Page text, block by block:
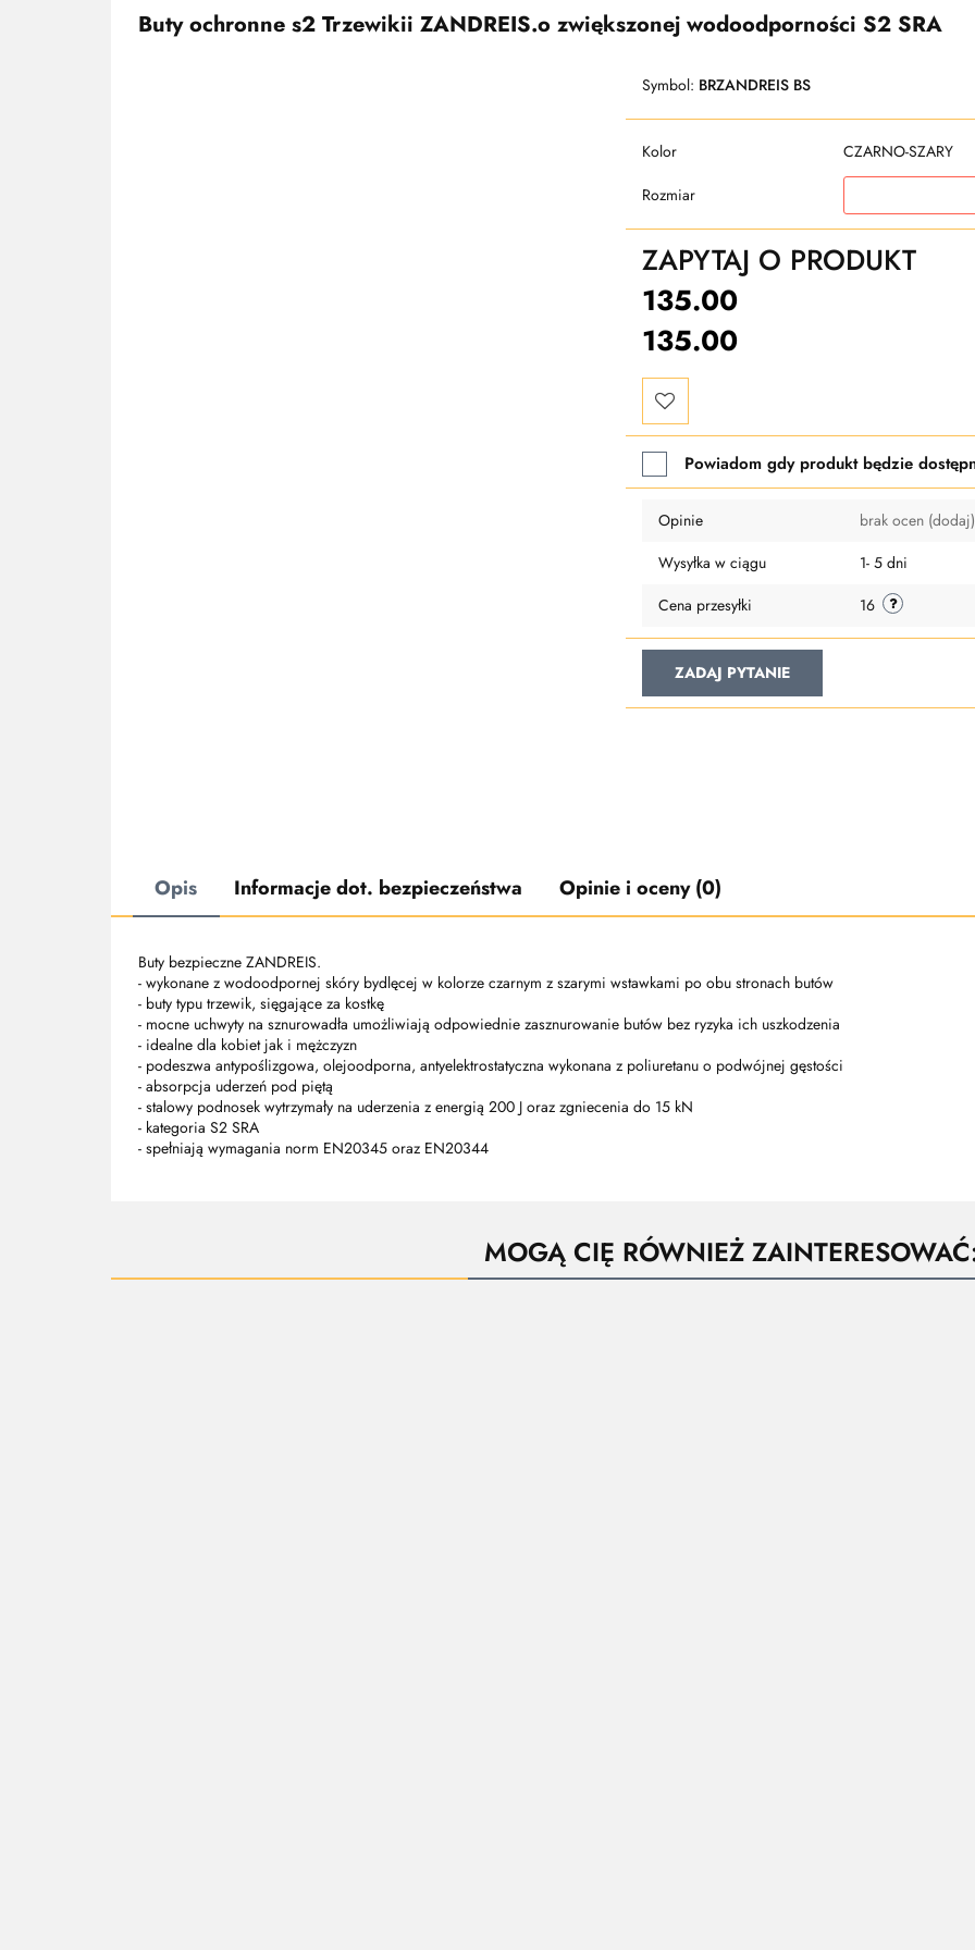
Buty ochronne s2 Trzewikii ZANDREIS.o zwiększonej wodoodporności S2 SRA
Symbol: BRZANDREIS BS
Kolor
CZARNO-SZARY
Rozmiar
ZAPYTAJ O PRODUKT
135.00
135.00
Do
przechowalni
Powiadom gdy produkt będzie
Opinie brak ocen (dodaj)
Wysyłka w ciągu
1- 5 dni
Cena przesyłki
16
ZADAJ PYTANIE
Opis Informacje dot. bezpieczeństwa Opinie i oceny (0)
Buty bezpieczne ZANDREIS.
- wykonane z wodoodpornej skóry bydlęcej w kolorze czarnym z szarymi wstawkami po obu stronach butów
- buty typu trzewik, sięgające za kostkę
- mocne uchwyty na sznurowadła umożliwiają odpowiednie zasznurowanie butów bez ryzyka ich uszkodzenia
- idealne dla kobiet jak i mężczyzn
- podeszwa antypoślizgowa, olejoodporna, antyelektrostatyczna wykonana z poliuretanu o podwójnej gęstości
- absorpcja uderzeń pod piętą
- stalowy podnosek wytrzymały na uderzenia z energią 200 J oraz zgniecenia do 15 kN
- kategoria S2 SRA
- spełniają wymagania norm EN20345 oraz EN20344
MOGĄ CIĘ RÓWNIEŻ